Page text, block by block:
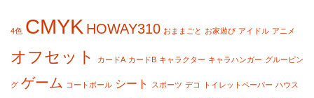
4色 CMYK HOWAY310 おままごと お家遊び アイドル アニメ
オフセット カードA カードB キャラクター キャラハンガー グルーピン
グ ゲーム コートボール シート スポーツ デコ トイレットペーパー ハウス